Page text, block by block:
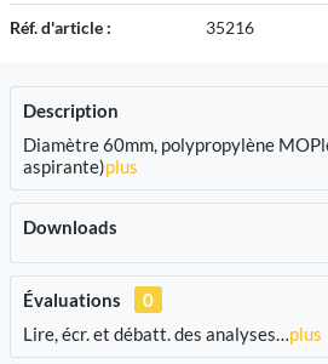
Réf. d'article : 35216
Description
Diamètre 60mm, polypropylène
aspirante)plus
Downloads
Évaluations
0
Lire, écr. et débatt. des analyses…plus